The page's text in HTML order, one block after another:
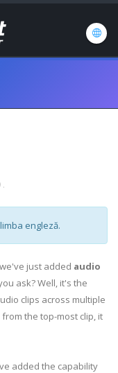
.
engleză.
just added audio
ask? Well, it's the
clips across multiple
the top-most clip, it
added the capability